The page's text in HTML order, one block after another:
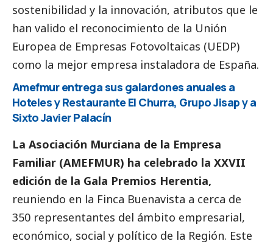
sostenibilidad y la innovación, atributos que le
han valido el reconocimiento de la Unión
Europea de Empresas Fotovoltaicas (UEDP)
como la mejor empresa instaladora de España.
Amefmur entrega sus galardones anuales a
Hoteles y Restaurante El Churra, Grupo Jisap y a
Sixto Javier Palacín
La Asociación Murciana de la Empresa
Familiar (AMEFMUR) ha celebrado la XXVII
edición de la Gala Premios Herentia,
reuniendo en la Finca Buenavista a cerca de
350 representantes del ámbito empresarial,
económico, social y político de la Región. Este